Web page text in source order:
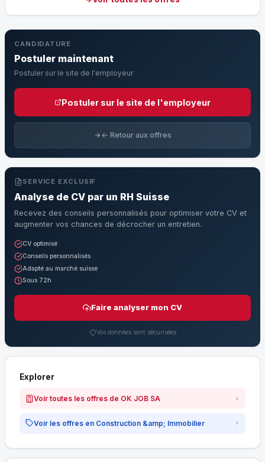
CANDIDATURE
Postuler maintenant
Postuler sur le site de l'employeur
Postuler sur le site de l'employeur
← Retour aux offres
SERVICE EXCLUSIF
Analyse de CV par un RH Suisse
Recevez des conseils personnalisés pour optimiser votre CV et
augmenter vos chances de décrocher un entretien.
CV optimisé
Conseils personnalisés
Adapté au marché suisse
Sous 72h
Faire analyser mon CV
Vos données sont sécurisées
Explorer
Voir toutes les offres de OK JOB SA
Voir les offres en Construction &amp; Immobilier